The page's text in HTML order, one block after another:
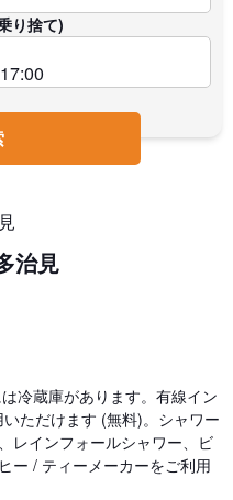
り捨て)
治見
冷蔵庫があります。有線イン
ただけます (無料)。シャワー
レインフォールシャワー、ビ
ー / ティーメーカーをご利用